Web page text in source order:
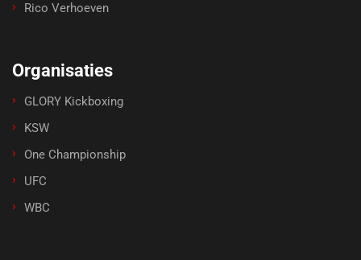
Rico Verhoeven
Organisaties
GLORY Kickboxing
KSW
One Championship
UFC
WBC